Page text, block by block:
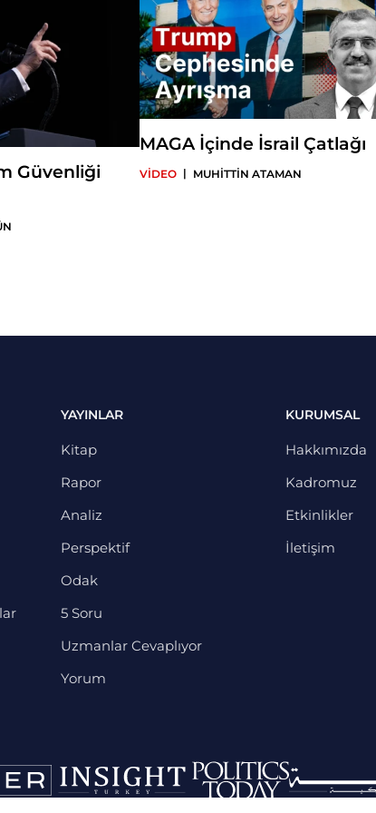
Güvenliği
MAGA İçinde İsrail Çatlağı
VİDEO | MUHİTTİN ATAMAN
YAYINLAR
Kitap
Rapor
Analiz
Perspektif
Odak
5 Soru
Uzmanlar Cevaplıyor
Yorum
KURUMSAL
Hakkımızda
Kadromuz
Etkinlikler
İletişim